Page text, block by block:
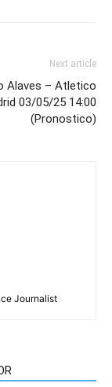
Next article
Alaves – Atletico
03/05/25 14:00
(Pronostico)
Journalist